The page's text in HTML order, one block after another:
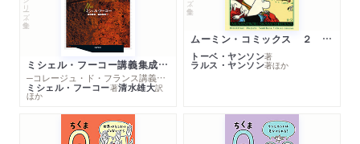
ミシェル・フーコー講義集成１０ 主体性と真理
─コレージュ・ド・フランス講義１９８０－１９８１年度
ミシェル・フーコー著清水雄大訳
ほか
ムーミン・コミックス ２ あこがれの遠い土地
トーベ・ヤンソン著
ラルス・ヤンソン著ほか